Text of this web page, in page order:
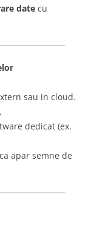
date cu
sau in cloud.
dedicat (ex.
apar semne de